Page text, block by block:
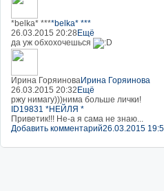
*belka* ****belka* ***
26.03.2015 20:28 Ещё
да уж обхохочешься
Ирина ГоряиноваИрина Горяинова
26.03.2015 20:32 Ещё
ржу нимагу)))нима больше лички!
ID19831 *НЕЙЛЯ *
Приветик!!! Не-а я сама не знаю...
Добавить комментарий26.03.2015